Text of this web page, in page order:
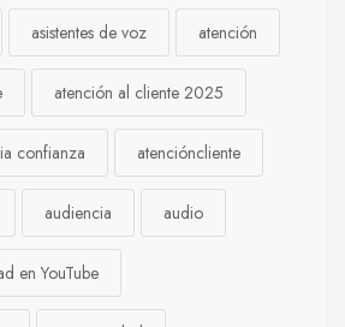
asistentes de voz atención
atención al cliente 2025
confianza atencióncliente
audiencia audio
en YouTube